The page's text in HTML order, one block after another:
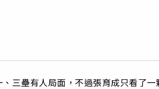
三壘有人局面，不過張育成只看了一